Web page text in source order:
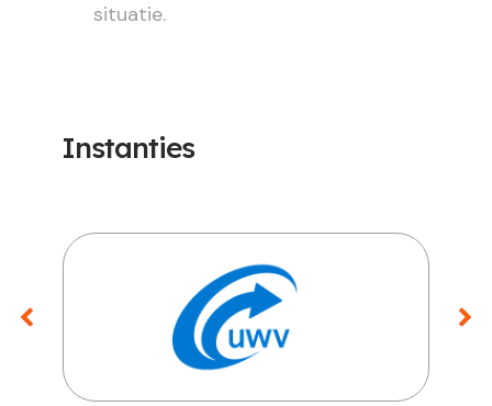
situatie.
Instanties